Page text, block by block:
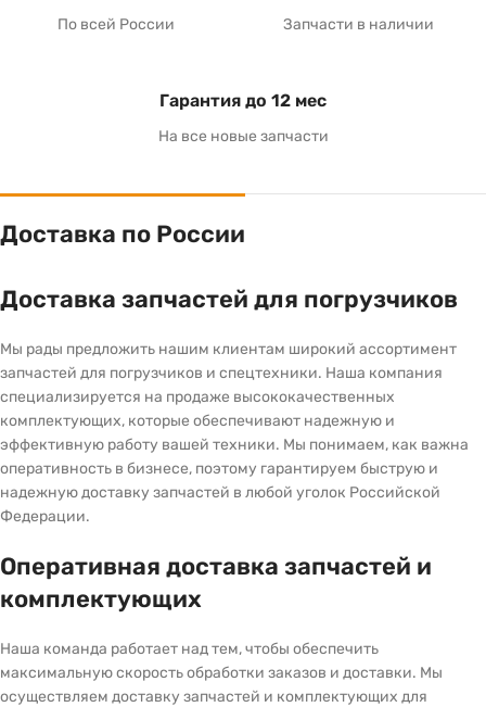
По всей России Запчасти в наличии
Гарантия до 12 мес
На все новые запчасти
Доставка по России
Доставка запчастей для погрузчиков
Мы рады предложить нашим клиентам широкий ассортимент
запчастей для погрузчиков и спецтехники. Наша компания
специализируется на продаже высококачественных
комплектующих, которые обеспечивают надежную и
эффективную работу вашей техники. Мы понимаем, как важна
оперативность в бизнесе, поэтому гарантируем быструю и
надежную доставку запчастей в любой уголок Российской
Федерации.
Оперативная доставка запчастей и
комплектующих
Наша команда работает над тем, чтобы обеспечить
максимальную скорость обработки заказов и доставки. Мы
осуществляем доставку запчастей и комплектующих для